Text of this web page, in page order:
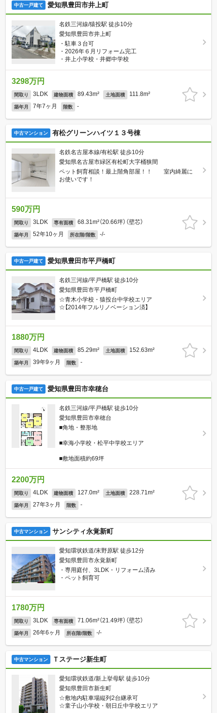
中古一戸建て 愛知県豊田市井上町
名鉄三河線/猿投駅 徒歩10分
愛知県豊田市井上町
・駐車３台可
・2026年６月リフォーム完工
・井上小学校・井郷中学校
3298万円
間取り 3LDK 建物面積 89.43m² 土地面積 111.8m²
築年月 7年7ヶ月 階数 -
中古マンション 有松グリーンハイツ１３号棟
名鉄名古屋本線/有松駅 徒歩10分
愛知県名古屋市緑区有松町大字桶狭間
ペット飼育相談！最上階角部屋！！ 室内綺麗に
お使いです！
590万円
間取り 3LDK 専有面積 68.31m²（20.66坪）（壁芯）
築年月 52年10ヶ月 所在階/階数 -/-
中古一戸建て 愛知県豊田市平戸橋町
名鉄三河線/平戸橋駅 徒歩10分
愛知県豊田市平戸橋町
☆青木小学校・猿投台中学校エリア
☆【2014年フルリノベーション済】
1880万円
間取り 4LDK 建物面積 85.29m² 土地面積 152.63m²
築年月 39年9ヶ月 階数 -
中古一戸建て 愛知県豊田市幸穂台
名鉄三河線/平戸橋駅 徒歩10分
愛知県豊田市幸穂台
■角地・整形地
■幸海小学校・松平中学校エリア
■敷地面積約69坪
2200万円
間取り 4LDK 建物面積 127.0m² 土地面積 228.71m²
築年月 27年3ヶ月 階数 -
中古マンション サンシティ永覚新町
愛知環状鉄道/末野原駅 徒歩12分
愛知県豊田市永覚新町
・専用庭付、3LDK・リフォーム済み
・ペット飼育可
1780万円
間取り 3LDK 専有面積 71.06m²（21.49坪）（壁芯）
築年月 26年6ヶ月 所在階/階数 -/-
中古マンション Ｔステージ新生町
愛知環状鉄道/新上挙母駅 徒歩10分
愛知県豊田市新生町
☆敷地内駐車場縦列2台継承可
☆童子山小学校・朝日丘中学校エリア